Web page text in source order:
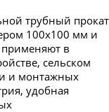
трубный прокат
100х100 мм и
в
сельском
и монтажных
удобная